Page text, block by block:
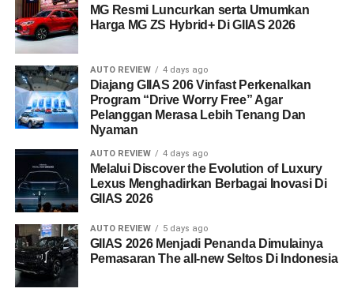
MG Resmi Luncurkan serta Umumkan
Harga MG ZS Hybrid+ Di GIIAS 2026
AUTO REVIEW 4 days ago
Diajang GIIAS 206 Vinfast Perkenalkan
Program “Drive Worry Free” Agar
Pelanggan Merasa Lebih Tenang Dan
Nyaman
AUTO REVIEW 4 days ago
Melalui Discover the Evolution of Luxury
Lexus Menghadirkan Berbagai Inovasi Di
GIIAS 2026
AUTO REVIEW 5 days ago
GIIAS 2026 Menjadi Penanda Dimulainya
Pemasaran The all-new Seltos Di Indonesia